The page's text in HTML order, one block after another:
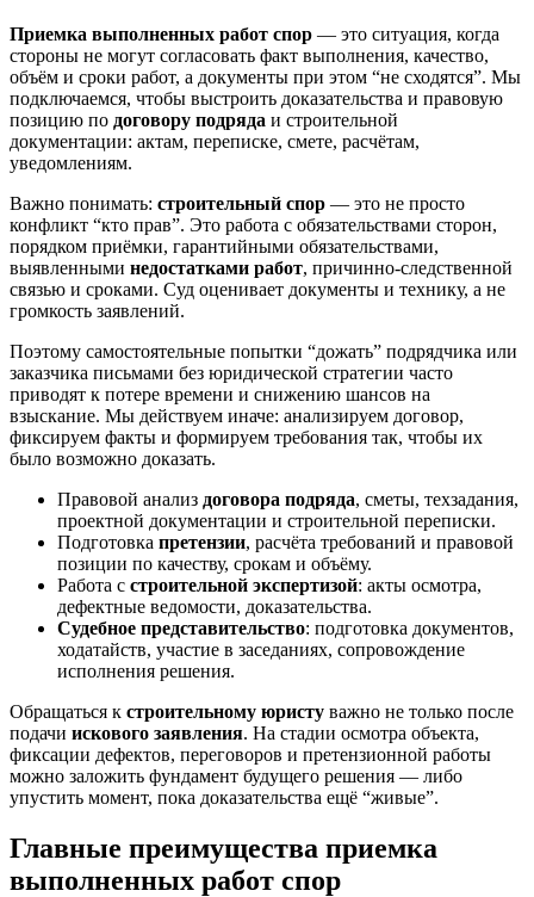
Приемка выполненных работ спор — это ситуация, когда
стороны не могут согласовать факт выполнения, качество,
объём и сроки работ, а документы при этом “не сходятся”. Мы
подключаемся, чтобы выстроить доказательства и правовую
позицию по договору подряда и строительной
документации: актам, переписке, смете, расчётам,
уведомлениям.
Важно понимать: строительный спор — это не просто
конфликт “кто прав”. Это работа с обязательствами сторон,
порядком приёмки, гарантийными обязательствами,
выявленными недостатками работ, причинно-следственной
связью и сроками. Суд оценивает документы и технику, а не
громкость заявлений.
Поэтому самостоятельные попытки “дожать” подрядчика или
заказчика письмами без юридической стратегии часто
приводят к потере времени и снижению шансов на
взыскание. Мы действуем иначе: анализируем договор,
фиксируем факты и формируем требования так, чтобы их
было возможно доказать.
Правовой анализ договора подряда, сметы, техзадания,
проектной документации и строительной переписки.
Подготовка претензии, расчёта требований и правовой
позиции по качеству, срокам и объёму.
Работа с строительной экспертизой: акты осмотра,
дефектные ведомости, доказательства.
Судебное представительство: подготовка документов,
ходатайств, участие в заседаниях, сопровождение
исполнения решения.
Обращаться к строительному юристу важно не только после
подачи искового заявления. На стадии осмотра объекта,
фиксации дефектов, переговоров и претензионной работы
можно заложить фундамент будущего решения — либо
упустить момент, пока доказательства ещё “живые”.
Главные преимущества приемка
выполненных работ спор